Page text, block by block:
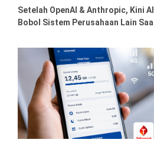
Setelah OpenAI & Anthropic, Kini
Bobol Sistem Perusahaan Lain